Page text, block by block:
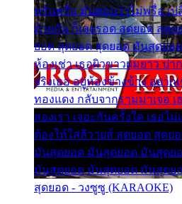
พรั่นพรือ มันตอบว่าไม่พรื่อ เป
ด้วยกัน ก็เลยรอด สุดยอด สุด
ยอด สุดยอด สุดยอด มันสุดยอ
ห้องเช่า เธอผิวขาวผมยาว ป
จริงเธอ อยู่ห้องข้างข้าง อยาก
ทองแดง กลับจากรามมาเจอ
สองเรา เจอะกันครั้งใด เธอไ
ต้องให้ใส่ลีวายส์ สุดยอด สุด
มันสุดยอด มันสุดยอด มันสุดย
มันสุดยอด มันสุดยอด มันสุดย
สุดยอด - วงซูซู (KARAOKE)